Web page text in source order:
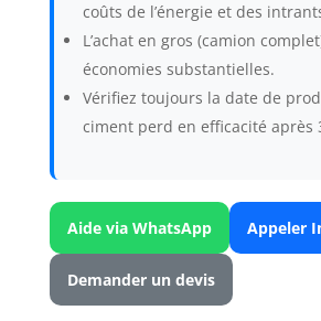
coûts de l’énergie et des
L’achat en gros (camion
économies substantielles.
Vérifiez toujours la date de
ciment perd en efficacité après
Aide via WhatsApp Appeler
Demander un devis